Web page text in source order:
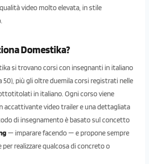
video molto elevata, in stile
Domestika?
si trovano corsi con insegnanti in italiano
50), più gli oltre duemila corsi registrati nelle
in italiano. Ogni corso viene
accattivante video trailer e una dettagliata
di insegnamento è basato sul concetto
— imparare facendo — e propone sempre
realizzare qualcosa di concreto o